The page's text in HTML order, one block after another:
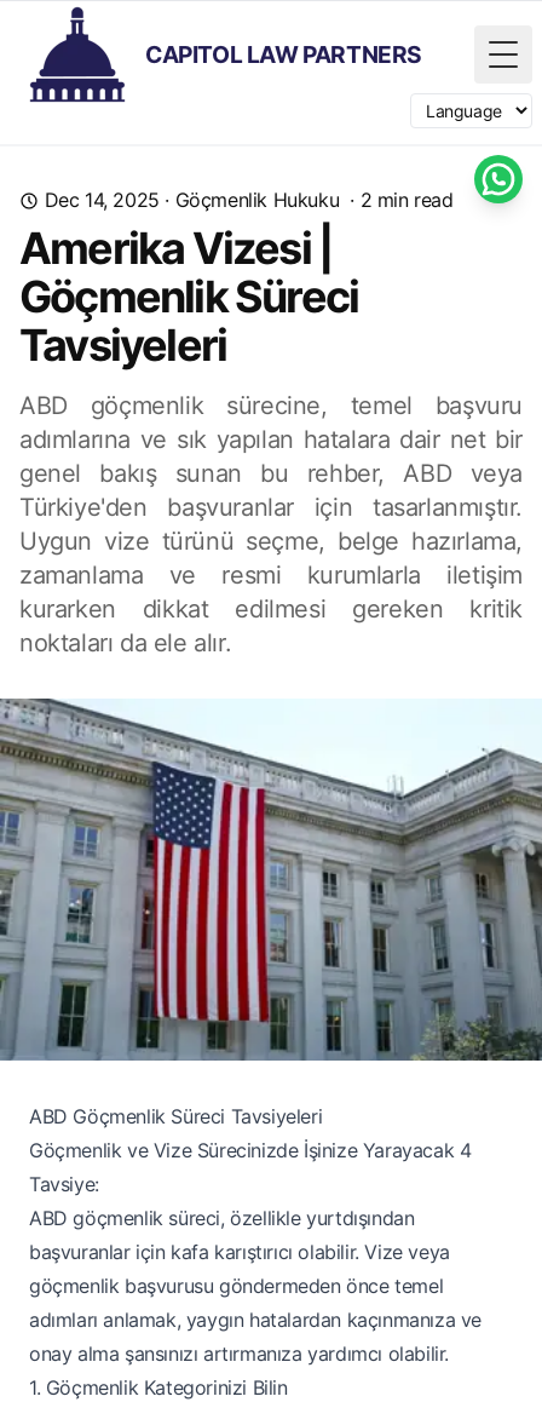
CAPITOL LAW PARTNERS
Switch
Dec 14, 2025 · Göçmenlik Hukuku · 2 min read
Amerika Vizesi |
Göçmenlik Süreci
Tavsiyeleri
ABD göçmenlik sürecine, temel başvuru
adımlarına ve sık yapılan hatalara dair net bir
genel bakış sunan bu rehber, ABD veya
Türkiye'den başvuranlar için tasarlanmıştır.
Uygun vize türünü seçme, belge hazırlama,
zamanlama ve resmi kurumlarla iletişim
kurarken dikkat edilmesi gereken kritik
noktaları da ele alır.
ABD Göçmenlik Süreci Tavsiyeleri
Göçmenlik ve Vize Sürecinizde İşinize Yarayacak 4
Tavsiye:
ABD göçmenlik süreci, özellikle yurtdışından
başvuranlar için kafa karıştırıcı olabilir. Vize veya
göçmenlik başvurusu göndermeden önce temel
adımları anlamak, yaygın hatalardan kaçınmanıza ve
onay alma şansınızı artırmanıza yardımcı olabilir.
1. Göçmenlik Kategorinizi Bilin